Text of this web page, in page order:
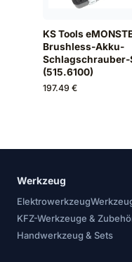
KS Tools
Brushless-Akku-
Schlagschrauber-
(515.6100)
197.49 €
Werkzeug
Elektrowerkzeug
KFZ-Werkzeuge &
Handwerkzeug & Sets